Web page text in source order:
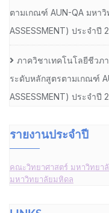
ตามเกณฑ์ AUN-QA มหา
ASSESSMENT) ประจำปี
ภาควิชาเทคโนโลยีชีวภ
ระดับหลักสูตรตามเกณฑ์
ASSESSMENT) ประจำปี
รายงานประจำปี
คณะวิทยาศาสตร์ มหาวิทยา
มหาวิทยาลัยมหิดล